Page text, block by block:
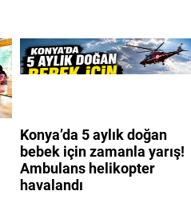
Konya’da 5 aylık doğan
bebek için zamanla yarış!
Ambulans helikopter
havalandı